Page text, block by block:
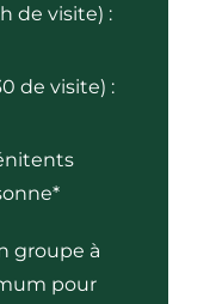
de visite) :
de visite) :
groupe à
pour